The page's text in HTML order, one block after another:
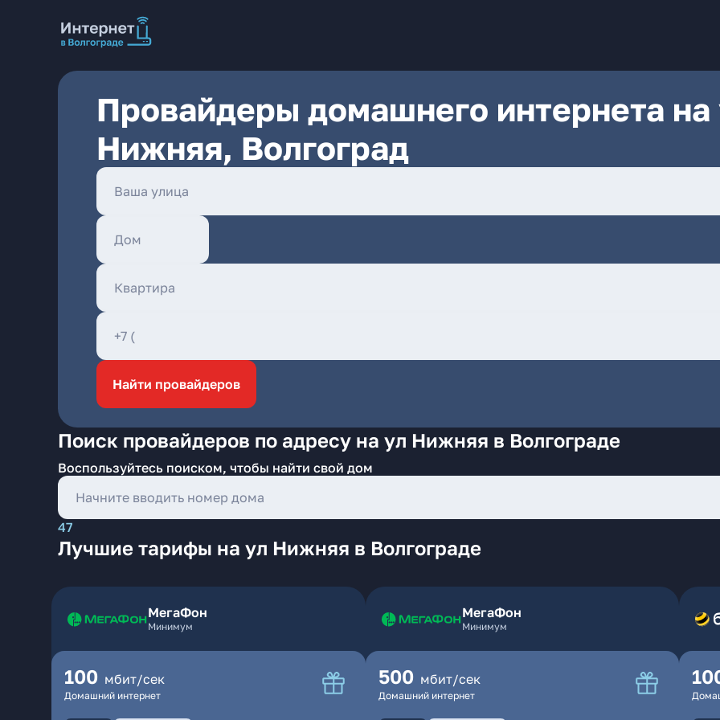
Провайдеры домашнего интернета на
Нижняя, Волгоград
Найти провайдеров
Поиск провайдеров по адресу на ул Нижняя в Волгограде
Воспользуйтесь поиском, чтобы найти свой дом
47
Лучшие тарифы на ул Нижняя в Волгограде
МегаФон
Минимум
100 мбит/сек
Домашний интернет
МегаФон
Минимум
500 мбит/сек
Домашний интернет